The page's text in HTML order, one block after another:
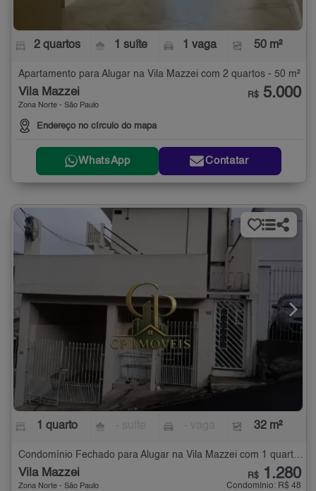
2 quartos 1 suíte 1 vaga 50 m²
Apartamento para Alugar na Vila Mazzei com 2 quartos - 50 m²
Vila Mazzei
Zona Norte - São Paulo
Endereço no círculo do mapa
R$ 5.000
WhatsApp Contatar
1 quarto 32 m²
Vila Mazzei
Zona Norte - São Paulo
R$ 1.280
Condomínio: R$ 48